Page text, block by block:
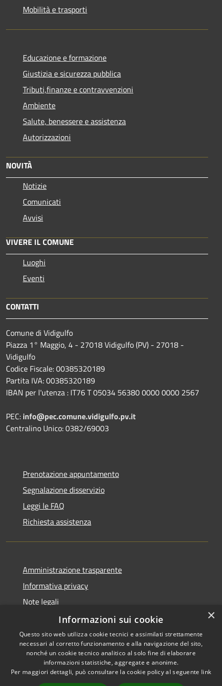
Mobilità e trasporti
Educazione e formazione
Giustizia e sicurezza pubblica
Tributi,finanze e contravvenzioni
Ambiente
Salute, benessere e assistenza
Autorizzazioni
NOVITÀ
Notizie
Comunicati
Avvisi
VIVERE IL COMUNE
Luoghi
Eventi
CONTATTI
Comune di Vidigulfo
Piazza 1° Maggio, 4 - 27018 Vidigulfo (PV) - 27018 -
Vidigulfo
Codice Fiscale: 00385320189
Partita IVA: 00385320189
IBAN per l'utenza : IT76 T 05034 56380 0000 0000 2567
PEC: info@pec.comune.vidigulfo.pv.it
Centralino Unico: 0382/69003
Prenotazione appuntamento
Segnalazione disservizio
Leggi le FAQ
Richiesta assistenza
Amministrazione trasparente
Informativa privacy
Note legali
Dichiarazione di accessibilità
RSS
Accessibilità
Copyright © 2026 • Comune di
×
Informazioni sui cookie
Questo sito web utilizza cookie tecnici e assimilati strettamente
necessari al corretto funzionamento e alla navigazione del sito,
nonché un cookie tecnico analitico al solo fine di elaborare
informazioni statistiche, aggregate e anonime.
Per maggiori dettagli, può consultare la cookie policy al seguente link